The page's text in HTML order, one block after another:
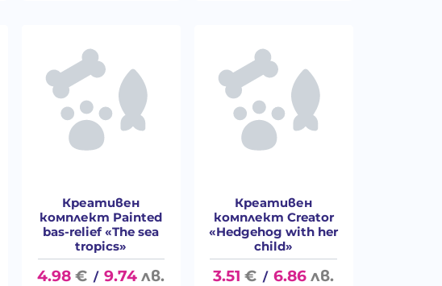
Креативен
комплект Painted
bas-relief «The sea
tropics»
4.98 € / 9.74 лв.
Креативен
комплект Creator
«Hedgehog with her
child»
3.51 € / 6.86 лв.